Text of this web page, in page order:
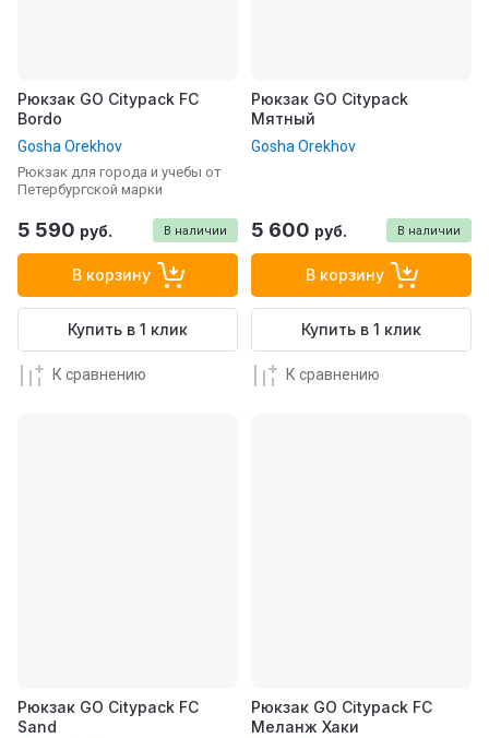
Рюкзак GO Citypack FC
Bordo
Gosha Orekhov
Рюкзак для города и учебы от
Петербургской марки
В наличии
5 590 руб.
В корзину
Купить в 1 клик
К сравнению
Рюкзак GO Citypack
Мятный
Gosha Orekhov
В наличии
5 600 руб.
В корзину
Купить в 1 клик
К сравнению
Рюкзак GO Citypack FC
Sand
Рюкзак GO Citypack FC
Меланж Хаки